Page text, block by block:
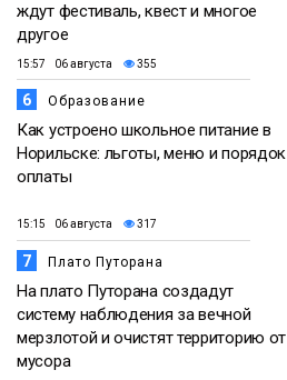
ждут фестиваль, квест и многое
другое
15:57 06 августа 355
6 Образование
Как устроено школьное питание в
Норильске: льготы, меню и порядок
оплаты
15:15 06 августа 317
7 Плато Путорана
На плато Путорана создадут
систему наблюдения за вечной
мерзлотой и очистят территорию от
мусора